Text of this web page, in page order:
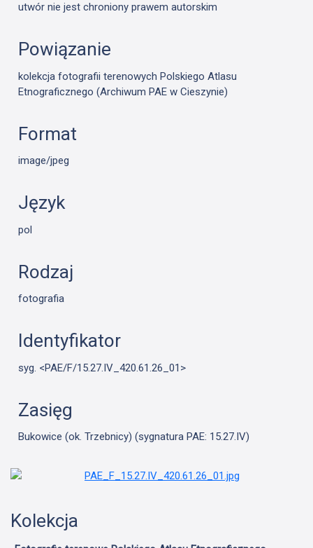
utwór nie jest chroniony prawem autorskim
Powiązanie
kolekcja fotografii terenowych Polskiego Atlasu
Etnograficznego (Archiwum PAE w Cieszynie)
Format
image/jpeg
Język
pol
Rodzaj
fotografia
Identyfikator
syg. <PAE/F/15.27.IV_420.61.26_01>
Zasięg
Bukowice (ok. Trzebnicy) (sygnatura PAE: 15.27.IV)
Kolekcja